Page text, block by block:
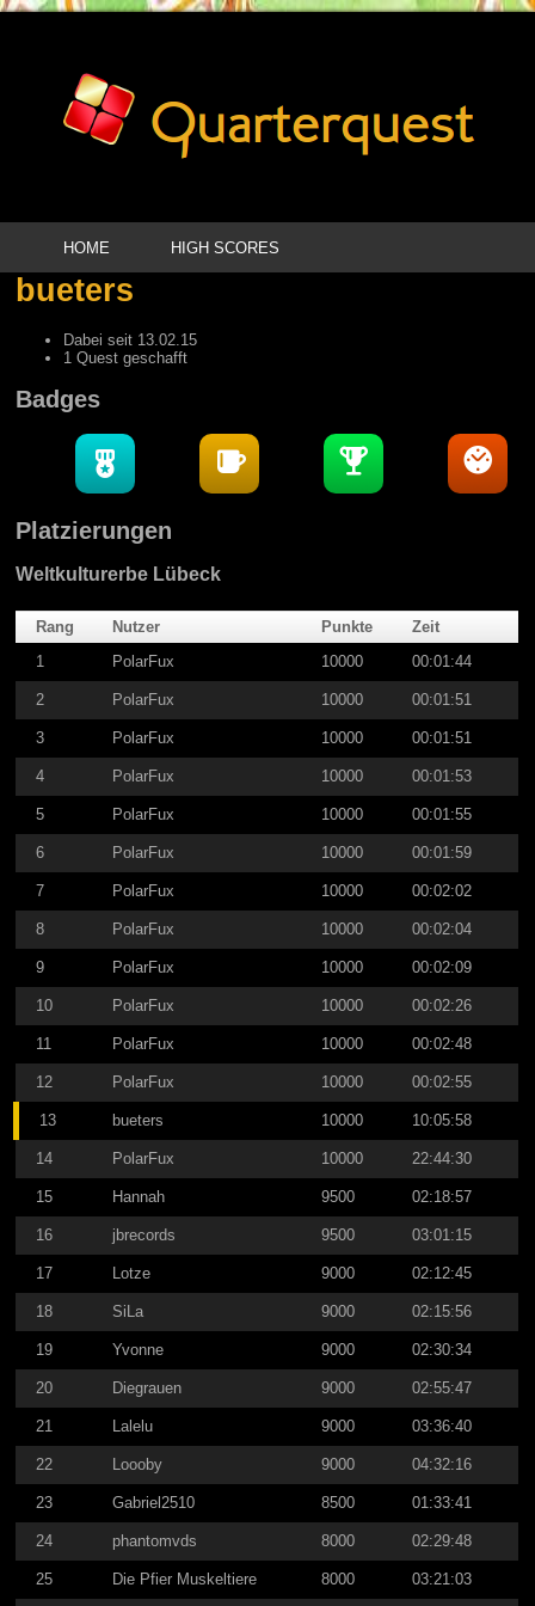
HOME HIGH SCORES
bueters
Dabei seit 13.02.15
1 Quest geschafft
Badges
Platzierungen
Weltkulturerbe Lübeck
Rang Nutzer Punkte
Zeit
1
PolarFux 10000 00:01:44
2 PolarFux 10000 00:01:51
3 PolarFux 10000 00:01:51
4 PolarFux 10000 00:01:53
5 PolarFux 10000 00:01:55
6 PolarFux 10000 00:01:59
7 PolarFux 10000 00:02:02
8 PolarFux 10000 00:02:04
9 PolarFux 10000 00:02:09
10 PolarFux 10000 00:02:26
11 PolarFux 10000 00:02:48
12 PolarFux 10000 00:02:55
13 bueters 10000 10:05:58
14 PolarFux 10000 22:44:30
15 Hannah 9500 02:18:57
16 jbrecords 9500 03:01:15
17 Lotze 9000 02:12:45
18 SiLa 9000 02:15:56
19 Yvonne 9000 02:30:34
20 Diegrauen 9000 02:55:47
21 Lalelu 9000 03:36:40
22 Loooby 9000 04:32:16
23 Gabriel2510 8500 01:33:41
24 phantomvds 8000 02:29:48
25 Die Pfier Muskeltiere 8000 03:21:03